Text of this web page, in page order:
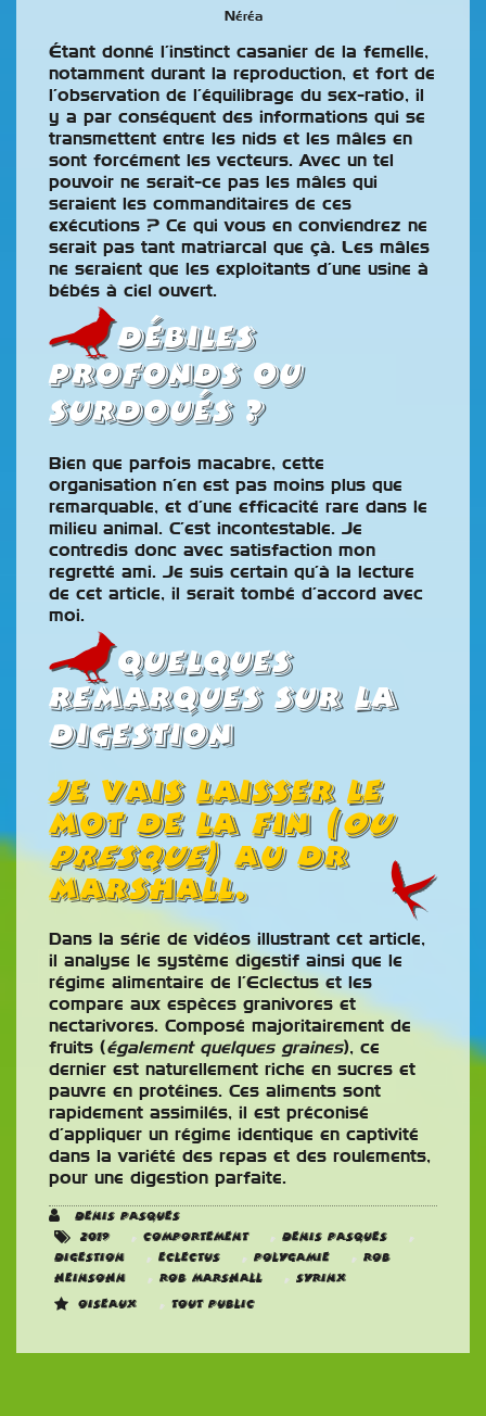
Néréa
Étant donné l’instinct casanier de la femelle,
notamment durant la reproduction, et fort de
l’observation de l’équilibrage du sex-ratio, il
y a par conséquent des informations qui se
transmettent entre les nids et les mâles en
sont forcément les vecteurs. Avec un tel
pouvoir ne serait-ce pas les mâles qui
seraient les commanditaires de ces
exécutions ? Ce qui vous en conviendrez ne
serait pas tant matriarcal que çà. Les mâles
ne seraient que les exploitants d’une usine à
bébés à ciel ouvert.
Débiles
profonds ou
surdoués ?
Bien que parfois macabre, cette
organisation n’en est pas moins plus que
remarquable, et d’une efficacité rare dans le
milieu animal. C’est incontestable. Je
contredis donc avec satisfaction mon
regretté ami. Je suis certain qu’à la lecture
de cet article, il serait tombé d’accord avec
moi.
Quelques
remarques sur la
digestion
Je vais laisser le
mot de la fin (ou
presque) au Dr
Marshall.
Dans la série de vidéos illustrant cet article,
il analyse le système digestif ainsi que le
régime alimentaire de l’Eclectus et les
compare aux espèces granivores et
nectarivores. Composé majoritairement de
fruits (également quelques graines), ce
dernier est naturellement riche en sucres et
pauvre en protéines. Ces aliments sont
rapidement assimilés, il est préconisé
d’appliquer un régime identique en captivité
dans la variété des repas et des roulements,
pour une digestion parfaite.
Denis Pasques
2019
, Comportement , Denis Pasques ,
Digestion , Eclectus , Polygamie , Rob
Heinsohn
, Rob Marshall , Syrinx
Oiseaux
, Tout public